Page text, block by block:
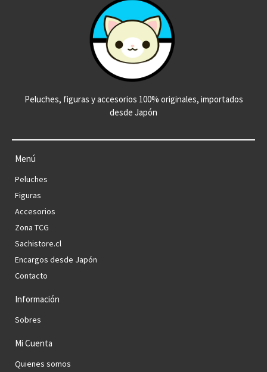
Peluches, figuras y accesorios 100% originales, importados
desde Japón
Menú
Peluches
Figuras
Accesorios
Zona TCG
Sachistore.cl
Encargos desde Japón
Contacto
Información
Sobres
Mi Cuenta
Quienes somos